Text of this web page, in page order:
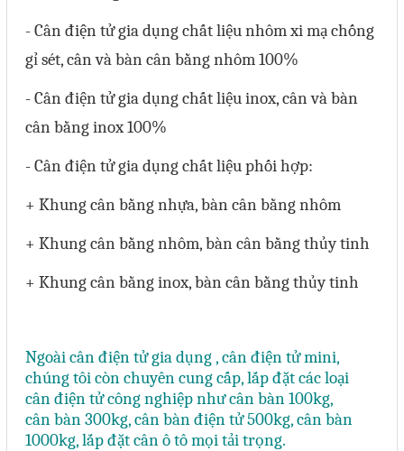
- Cân điện tử gia dụng chất liệu nhôm xi mạ chống
gỉ sét, cân và bàn cân bằng nhôm 100%
- Cân điện tử gia dụng chất liệu inox, cân và bàn
cân bằng inox 100%
- Cân điện tử gia dụng chất liệu phối hợp:
+ Khung cân bằng nhựa, bàn cân bằng nhôm
+ Khung cân bằng nhôm, bàn cân bằng thủy tinh
+ Khung cân bằng inox, bàn cân bằng thủy tinh
Ngoài cân điện tử gia dụng , cân điện tử mini,
chúng tôi còn chuyên cung cấp, lắp đặt các loại
cân điện tử công nghiệpnhư cân bàn 100kg,
cân bàn 300kg,cân bàn điện tử 500kg, cân bàn
1000kg, lắp đặt cân ô tô mọi tải trọng.